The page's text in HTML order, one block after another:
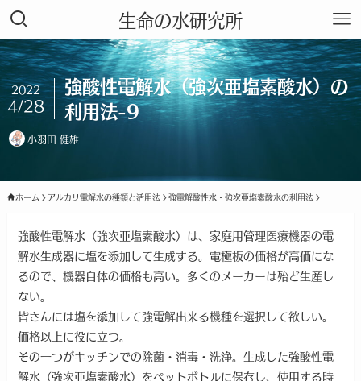
生命の水研究所
強酸性電解水（強次亜塩素酸水）の
利用法-9
2022
4/28
小羽田 健雄
ホーム アルカリ電解水の種類と活用法 強電解酸性水・強次亜塩素酸水の利用法
強酸性電解水（強次亜塩素酸水）は、家庭用管理医療機器の電
解水生成器に塩を添加して生成する。電極板の価格が高価にな
るので、機器自体の価格も高い。多くのメーカーは殆ど生産し
ない。
皆さんには塩を添加して強電解出来る機種を選択して欲しい。
価格以上に役に立つ。
その一つがキッチンでの除菌・消毒・洗浄。生成した強酸性電
解水（強次亜塩素酸水）をペットボトルに保存し、使用する時